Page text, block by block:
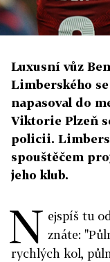
Luxusní vůz
Limberského
napasoval do
Viktorie Plzeň
policii.
spouštěčem
jeho klub.
N ejspíš tu
znáte:
rychlých kol,